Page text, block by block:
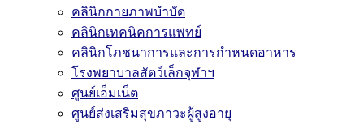
คลินิกกายภาพบำบัด
คลินิกเทคนิคการแพทย์
คลินิกโภชนาการและการกำหนดอาหาร
โรงพยาบาลสัตว์เล็กจุฬาฯ
ศูนย์เอ็มเน็ต
ศูนย์ส่งเสริมสุขภาวะผู้สูงอายุ